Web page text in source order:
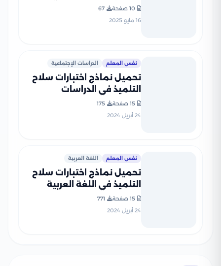
بالاجابات
10 صفحة
67
16 مايو 2025
نفس المعلم الدراسات الإجتماعية
تحميل نماذج اختبارات سلاح
التلميذ في الدراسات
الاجتماعية للصف الخامس
الابتدائي مع إجاباتها
15 صفحة
175
24 أبريل 2024
نفس المعلم اللغة العربية
تحميل نماذج اختبارات سلاح
التلميذ في اللغة العربية
للصف الخامس الابتدائي مع
إجاباتها النموذجية
15 صفحة
771
24 أبريل 2024